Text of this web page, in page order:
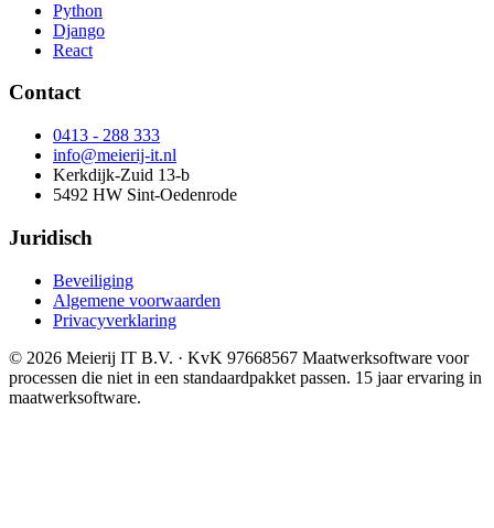
Python
Django
React
Contact
0413 - 288 333
info@meierij-it.nl
Kerkdijk-Zuid 13-b
5492 HW Sint-Oedenrode
Juridisch
Beveiliging
Algemene voorwaarden
Privacyverklaring
© 2026 Meierij IT B.V. · KvK 97668567 Maatwerksoftware voor
processen die niet in een standaardpakket passen. 15 jaar ervaring in
maatwerksoftware.